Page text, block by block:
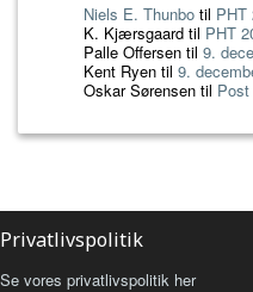
Niels E. Thunbo til PHT
K. Kjærsgaard til PHT
Palle Offersen til 9.
Kent Ryen til 9.
Oskar Sørensen til
Privatlivspolitik
Se vores privatlivspolitik her